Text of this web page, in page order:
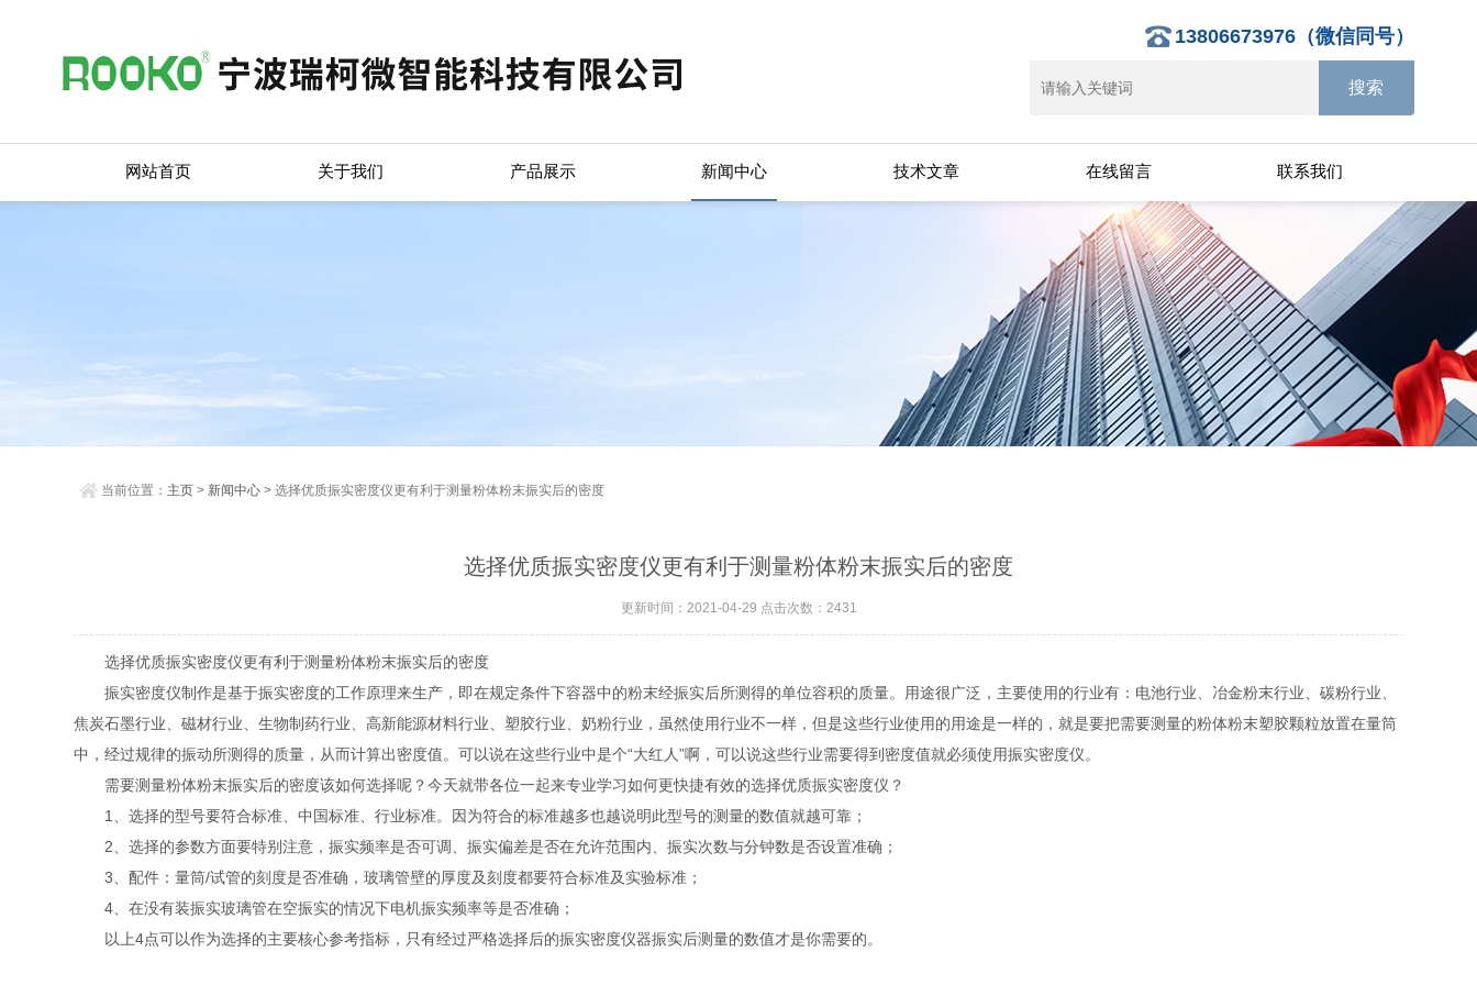
13806673976（微信同号）
网站首页 关于我们 产品展示 新闻中心 技术文章 在线留言 联系我们
当前位置： 主页 > 新闻中心 > 选择优质振实密度仪更有利于测量粉体粉末振实后的密度
选择优质振实密度仪更有利于测量粉体粉末振实后的密度
更新时间：2021-04-29 点击次数：2431
选择优质振实密度仪更有利于测量粉体粉末振实后的密度
振实密度仪制作是基于振实密度的工作原理来生产，即在规定条件下容器中的粉末经振实后所测得的单位容积的质量。用途很广泛，主要使用的行业有：电池行业、冶金粉末行业、碳粉行业、
焦炭石墨行业、磁材行业、生物制药行业、高新能源材料行业、塑胶行业、奶粉行业，虽然使用行业不一样，但是这些行业使用的用途是一样的，就是要把需要测量的粉体粉末塑胶颗粒放置在量筒
中，经过规律的振动所测得的质量，从而计算出密度值。可以说在这些行业中是个“大红人”啊，可以说这些行业需要得到密度值就必须使用振实密度仪。
需要测量粉体粉末振实后的密度该如何选择呢？今天就带各位一起来专业学习如何更快捷有效的选择优质振实密度仪？
1、选择的型号要符合标准、中国标准、行业标准。因为符合的标准越多也越说明此型号的测量的数值就越可靠；
2、选择的参数方面要特别注意，振实频率是否可调、振实偏差是否在允许范围内、振实次数与分钟数是否设置准确；
3、配件：量筒/试管的刻度是否准确，玻璃管壁的厚度及刻度都要符合标准及实验标准；
4、在没有装振实玻璃管在空振实的情况下电机振实频率等是否准确；
以上4点可以作为选择的主要核心参考指标，只有经过严格选择后的振实密度仪器振实后测量的数值才是你需要的。